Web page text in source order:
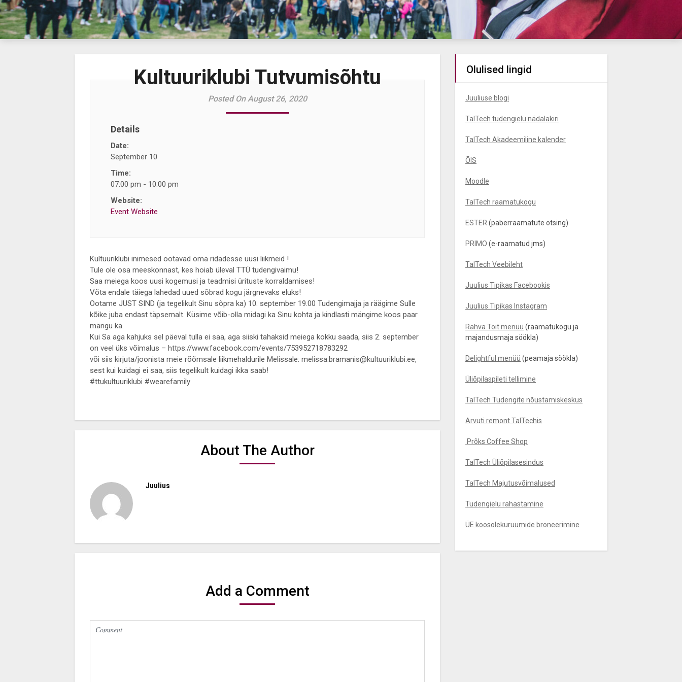
Kultuuriklubi Tutvumisõhtu
Posted On August 26, 2020
Details
Date:
September 10
Time:
07:00 pm - 10:00 pm
Website:
Event Website
Kultuuriklubi inimesed ootavad oma ridadesse uusi liikmeid !
Tule ole osa meeskonnast, kes hoiab üleval TTÜ tudengivaimu!
Saa meiega koos uusi kogemusi ja teadmisi ürituste korraldamises!
Võta endale täiega lahedad uued sõbrad kogu järgnevaks eluks!
Ootame JUST SIND (ja tegelikult Sinu sõpra ka) 10. september 19.00 Tudengimajja ja räägime Sulle
kõike juba endast täpsemalt. Küsime võib-olla midagi ka Sinu kohta ja kindlasti mängime koos paar
mängu ka.
Kui Sa aga kahjuks sel päeval tulla ei saa, aga siiski tahaksid meiega kokku saada, siis 2. september
on veel üks võimalus – https://www.facebook.com/events/753952718783292
või siis kirjuta/joonista meie rõõmsale liikmehaldurile Melissale: melissa.bramanis@kultuuriklubi.ee,
sest kui kuidagi ei saa, siis tegelikult kuidagi ikka saab!
#ttukultuuriklubi #wearefamily
About The Author
Juulius
Add a Comment
Olulised lingid
Juuliuse blogi
TalTech tudengielu nädalakiri
TalTech Akadeemiline kalender
ÕIS
Moodle
TalTech raamatukogu
ESTER (paberraamatute otsing)
PRIMO (e-raamatud jms)
TalTech Veebileht
Juulius Tipikas Facebookis
Juulius Tipikas Instagram
Rahva Toit menüü (raamatukogu ja
majandusmaja söökla)
Delightful menüü (peamaja söökla)
Üliõpilaspileti tellimine
TalTech Tudengite nõustamiskeskus
Arvuti remont TalTechis
Prõks Coffee Shop
TalTech Üliõpilasesindus
TalTech Majutusvõimalused
Tudengielu rahastamine
ÜE koosolekuruumide broneerimine